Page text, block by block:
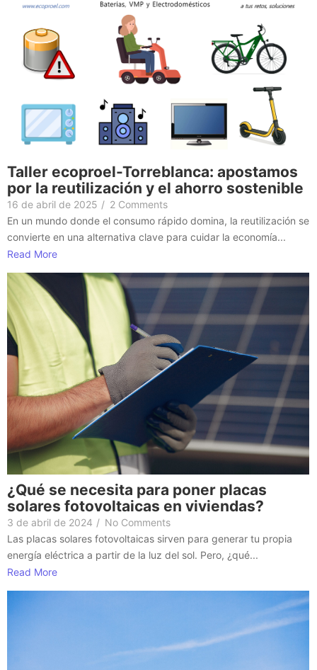
Taller ecoproel-Torreblanca: apostamos
por la reutilización y el ahorro sostenible
16 de abril de 2025 / 2 Comments
En un mundo donde el consumo rápido domina, la reutilización se
convierte en una alternativa clave para cuidar la economía...
Read More
¿Qué se necesita para poner placas
solares fotovoltaicas en viviendas?
3 de abril de 2024 / No Comments
Las placas solares fotovoltaicas sirven para generar tu propia
energía eléctrica a partir de la luz del sol. Pero, ¿qué...
Read More